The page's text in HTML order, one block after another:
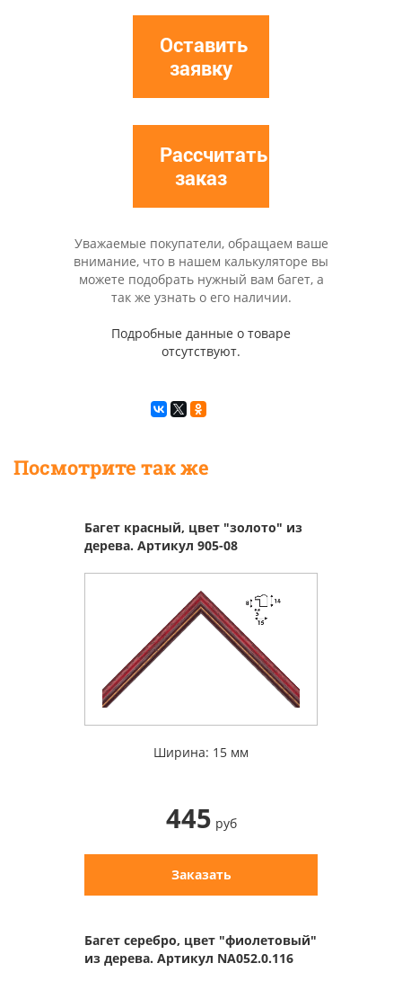
Оставить
заявку
Рассчитать
заказ
Уважаемые покупатели, обращаем ваше
внимание, что в нашем калькуляторе вы
можете подобрать нужный вам багет, а
так же узнать о его наличии.
Подробные данные о товаре
отсутствуют.
Посмотрите так же
Багет красный, цвет "золото" из
дерева. Артикул 905-08
Ширина: 15 мм
445 руб
Заказать
Багет серебро, цвет "фиолетовый"
из дерева. Артикул NA052.0.116